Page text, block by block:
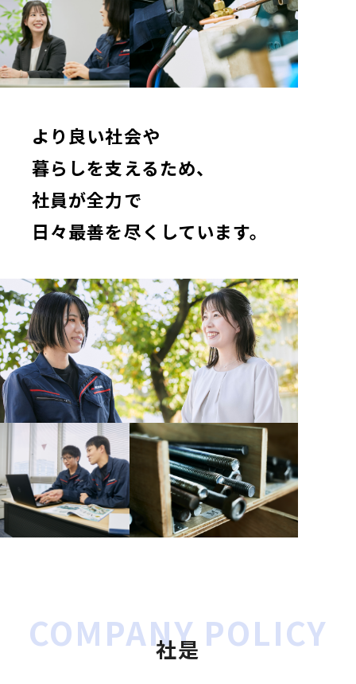
より良い社会や
暮らしを支えるため、
社員が全力で
日々最善を尽くしています。
COMPANY POLICY
社是